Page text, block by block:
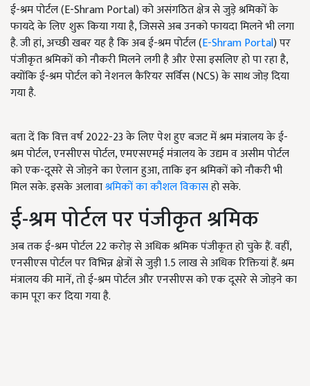
ई-श्रम पोर्टल (E-Shram Portal) को असंगठित क्षेत्र से जुड़े श्रमिकों के
फायदे के लिए शुरू किया गया है, जिससे अब उनको फायदा मिलने भी लगा
है. जी हां, अच्छी खबर यह है कि अब ई-श्रम पोर्टल (E-Shram Portal) पर
पंजीकृत श्रमिकों को नौकरी मिलने लगी है और ऐसा इसलिए हो पा रहा है,
क्योंकि ई-श्रम पोर्टल को नेशनल कैरियर सर्विस (NCS) के साथ जोड़ दिया
गया है.
बता दें कि वित्त वर्ष 2022-23 के लिए पेश हुए बजट में श्रम मंत्रालय के ई-
श्रम पोर्टल, एनसीएस पोर्टल, एमएसएमई मंत्रालय के उद्यम व असीम पोर्टल
को एक-दूसरे से जोड़ने का ऐलान हुआ, ताकि इन श्रमिकों को नौकरी भी
मिल सके. इसके अलावाश्रमिकों का कौशल विकासहो सके.
ई-श्रम पोर्टल पर पंजीकृत श्रमिक
अब तक ई-श्रम पोर्टल 22 करोड़ से अधिक श्रमिक पंजीकृत हो चुके हैं. वहीं,
एनसीएस पोर्टल पर विभिन्न क्षेत्रों से जुड़ी 1.5 लाख से अधिक रिक्तियां हैं. श्रम
मंत्रालय की मानें, तो ई-श्रम पोर्टल और एनसीएस को एक दूसरे से जोड़ने का
काम पूरा कर दिया गया है.